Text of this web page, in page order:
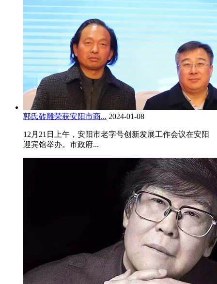
郭氏砖雕荣获安阳市商... 2024-01-08
12月21日上午，安阳市老字号创新发展工作会议在安阳
迎宾馆举办。市政府...